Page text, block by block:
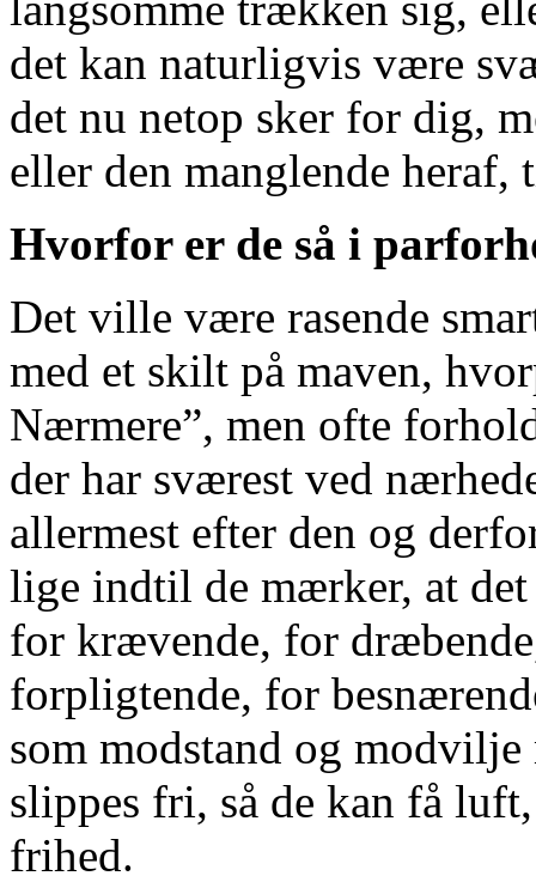
det kan naturligvis være
det nu netop sker for dig,
eller den manglende
Hvorfor er de så i
Det ville være rasende
med et skilt på maven,
Nærmere”, men ofte
der har sværest ved
allermest efter den og
lige indtil de mærker, at
for krævende, for
forpligtende, for
som modstand og
slippes fri, så de kan få
frihed.